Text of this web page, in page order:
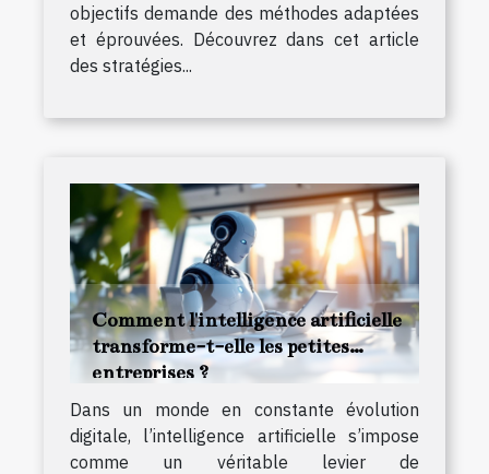
objectifs demande des méthodes adaptées
et éprouvées. Découvrez dans cet article
des stratégies...
Comment l'intelligence artificielle
transforme-t-elle les petites
entreprises ?
Dans un monde en constante évolution
digitale, l’intelligence artificielle s’impose
comme un véritable levier de